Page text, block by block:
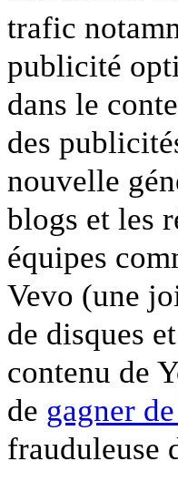
trafic
publicité
dans le
des
nouvelle
blogs et les
équipes
Vevo (une
de disques et
contenu de
de gagner
frauduleuse